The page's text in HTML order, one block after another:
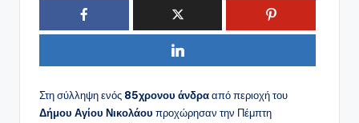
Στη σύλληψη ενός 85χρονου άνδρααπό περιοχή του
Δήμου Αγίου Νικολάου προχώρησαν την Πέμπτη